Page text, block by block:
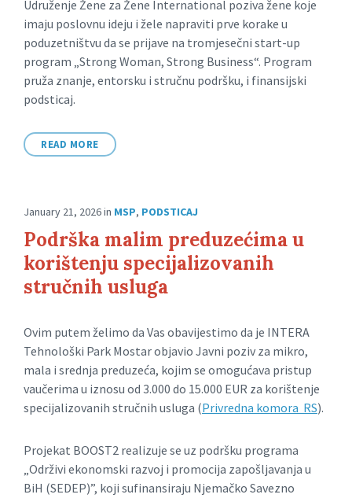
Udruženje Žene za Žene International poziva žene koje
imaju poslovnu ideju i žele napraviti prve korake u
poduzetništvu da se prijave na tromjesečni start-up
program „Strong Woman, Strong Business“. Program
pruža znanje, entorsku i stručnu podršku, i finansijski
podsticaj.
READ MORE
January 21, 2026in MSP, PODSTICAJ
Podrška malim preduzećima u
korištenju specijalizovanih
stručnih usluga
Ovim putem želimo da Vas obavijestimo da je INTERA
Tehnološki Park Mostar objavio Javni poziv za mikro,
mala i srednja preduzeća, kojim se omogućava pristup
vaučerima u iznosu od 3.000 do 15.000 EUR za korištenje
specijalizovanih stručnih usluga (Privredna komora RS).
Projekat BOOST2 realizuje se uz podršku programa
„Održivi ekonomski razvoj i promocija zapošljavanja u
BiH (SEDEP)”, koji sufinansiraju Njemačko Savezno